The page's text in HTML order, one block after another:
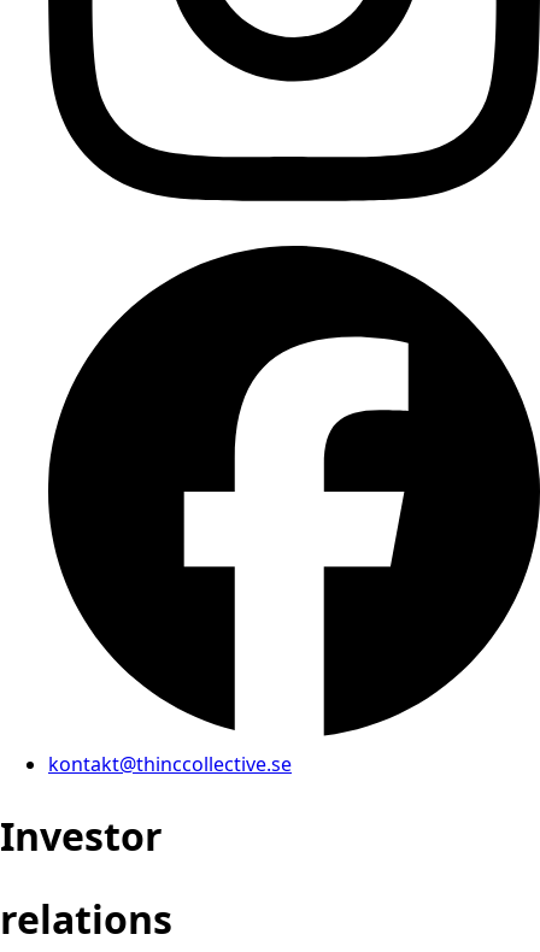
kontakt@thinccollective.se
Investor
relations